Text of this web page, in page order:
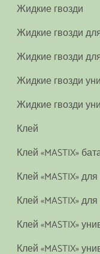
Жидкие гвозди
Жидкие гвозди
Жидкие гвозди
Жидкие гвозди
Жидкие гвозди
Клей
Клей «MASTIX»
Клей «MASTIX»
Клей «MASTIX»
Клей «MASTIX»
Клей «MASTIX»